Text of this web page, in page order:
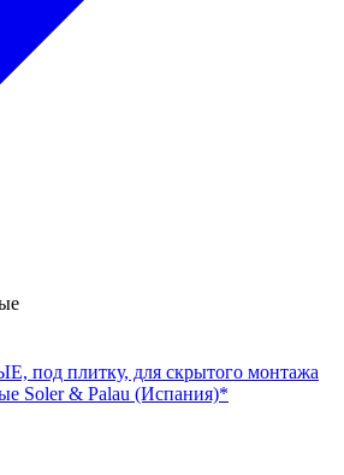
под плитку, для скрытого монтажа
Soler & Palau (Испания)*